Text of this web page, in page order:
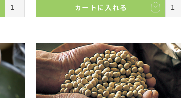
カートに入れる